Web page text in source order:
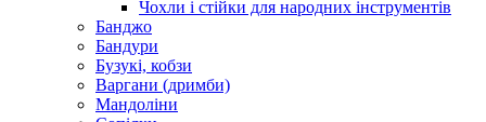
Чохли і стійки для народних інструментів
Банджо
Бандури
Бузукі, кобзи
Варгани (дримби)
Мандоліни